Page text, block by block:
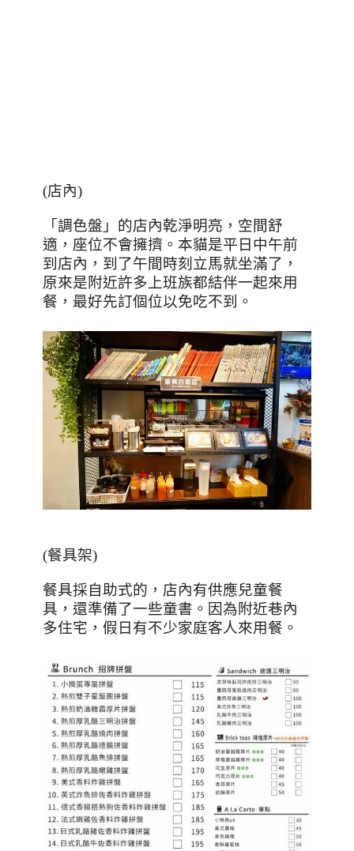
(店內)
「調色盤」的店內乾淨明亮，空間舒
適，座位不會擁擠。本貓是平日中午前
到店內，到了午間時刻立馬就坐滿了，
原來是附近許多上班族都結伴一起來用
餐，最好先訂個位以免吃不到。
(餐具架)
餐具採自助式的，店內有供應兒童餐
具，還準備了一些童書。因為附近巷內
多住宅，假日有不少家庭客人來用餐。